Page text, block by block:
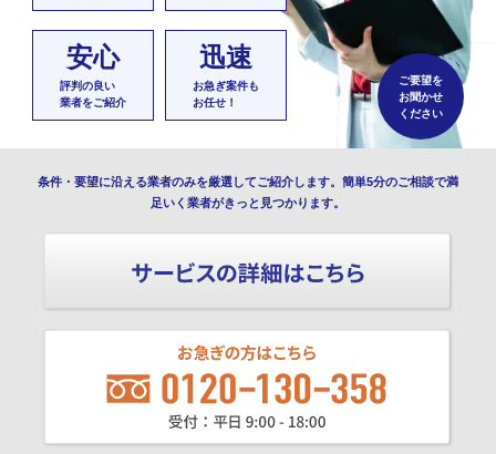
安心
評判の良い
業者をご紹介
迅速
お急ぎ案件も
お任せ！
ご要望を
お聞かせ
ください
条件・要望に沿える業者のみを厳選してご紹介します。簡単5分のご相談で満
足いく業者がきっと見つかります。